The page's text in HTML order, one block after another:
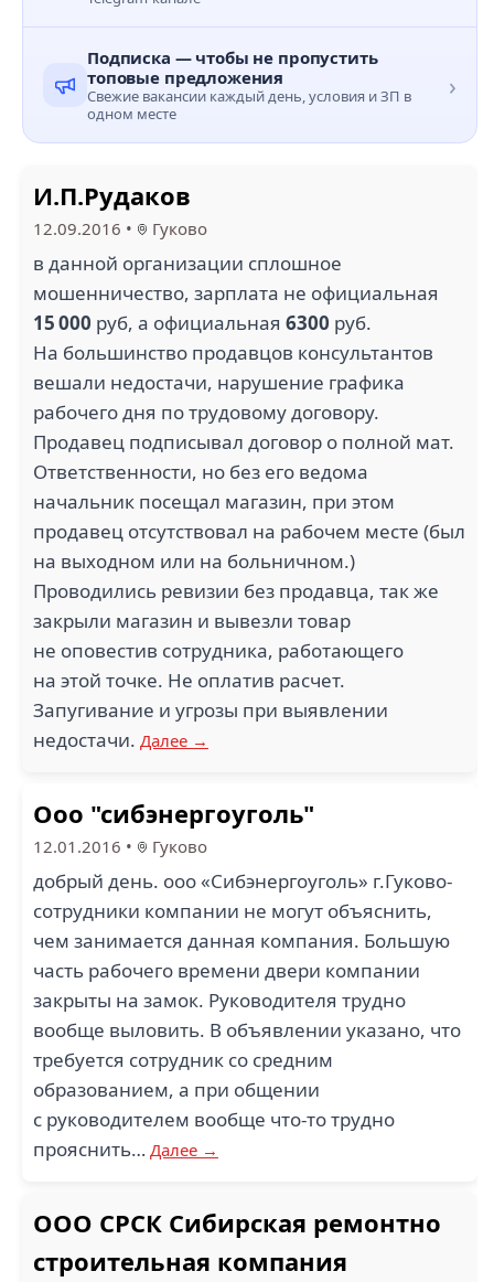
Подписка — чтобы не пропустить
топовые предложения
Свежие вакансии каждый день, условия и ЗП в
одном месте
›
И.П.Рудаков
12.09.2016 • Гуково
в данной организации сплошное
мошенничество, зарплата не официальная
15 000 руб, а официальная 6300 руб.
На большинство продавцов консультантов
вешали недостачи, нарушение графика
рабочего дня по трудовому договору.
Продавец подписывал договор о полной мат.
Ответственности, но без его ведома
начальник посещал магазин, при этом
продавец отсутствовал на рабочем месте (был
на выходном или на больничном.)
Проводились ревизии без продавца, так же
закрыли магазин и вывезли товар
не оповестив сотрудника, работающего
на этой точке. Не оплатив расчет.
Запугивание и угрозы при выявлении
недостачи. Далее →
Ооо "сибэнергоуголь"
12.01.2016 • Гуково
добрый день. ооо «Сибэнергоуголь» г.Гуково-
сотрудники компании не могут объяснить,
чем занимается данная компания. Большую
часть рабочего времени двери компании
закрыты на замок. Руководителя трудно
вообще выловить. В объявлении указано, что
требуется сотрудник со средним
образованием, а при общении
с руководителем вообще что-то трудно
прояснить… Далее →
ООО СРСК Сибирская ремонтно
строительная компания